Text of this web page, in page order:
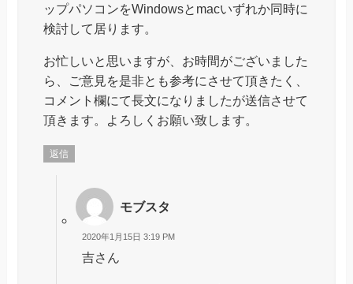
ップパソコンをWindowsとmacいずれか同時に
検討して居ります。
お忙しいと思いますが、お時間がございました
ら、ご意見を是非とも参考にさせて頂きたく、
コメント欄にて長文になりましたが送信させて
頂きます。よろしくお願い致します。
返信
モブスタ
2020年1月15日 3:19 PM
吉さん